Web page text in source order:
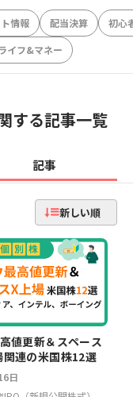
情報 配当決算
初心
イフ&マネー
する記事一覧
記事
新しい順
値更新＆スペース
関連の米国株12選
日